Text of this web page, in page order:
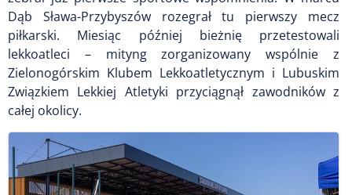
Dąb Sława-Przybyszów rozegrał tu pierwszy mecz
piłkarski. Miesiąc później bieżnię przetestowali
lekkoatleci – mityng zorganizowany wspólnie z
Zielonogórskim Klubem Lekkoatletycznym i Lubuskim
Związkiem Lekkiej Atletyki przyciągnął zawodników z
całej okolicy.